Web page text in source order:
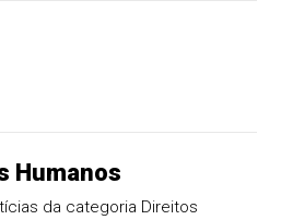
Humanos
da categoria Direitos